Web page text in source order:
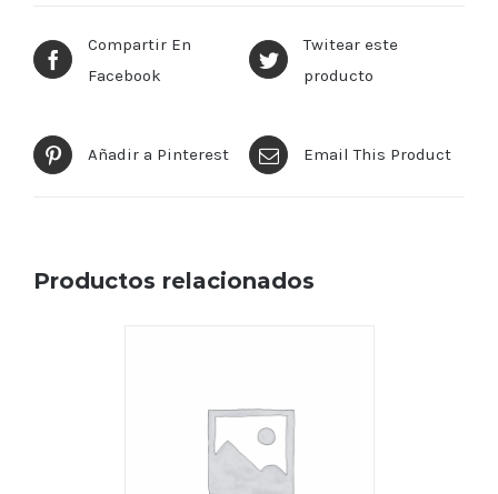
Compartir En
Facebook
Twitear este
producto
Añadir a Pinterest Email This Product
Productos relacionados